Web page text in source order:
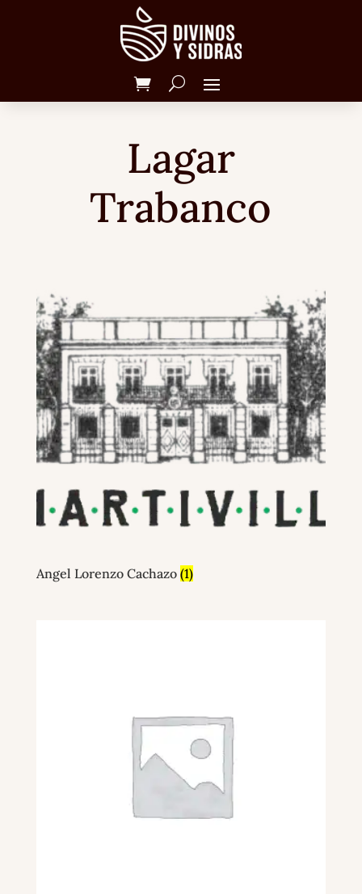
Lagar
Trabanco
Angel Lorenzo Cachazo (1)